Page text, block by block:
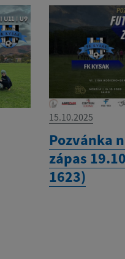
15.10.2025
Pozvánka
zápas
1623)